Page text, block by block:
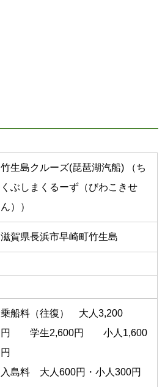
竹生島クルーズ(琵琶湖汽船) （ち
くぶしまくるーず（びわこきせ
ん））
滋賀県長浜市早崎町竹生島
乗船料（往復） 大人3,200
円 学生2,600円 小人1,600
円
入島料 大人600円・小人300円